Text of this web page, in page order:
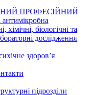
ПРОФЕСІЙНИЙ
антимікробна
хімічні, біологічні та
дослідження
здоров’я
підрозділи